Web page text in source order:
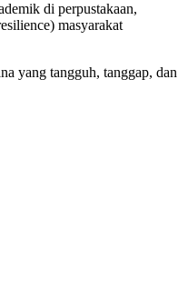
di perpustakaan,
masyarakat
yang tangguh, tanggap, dan